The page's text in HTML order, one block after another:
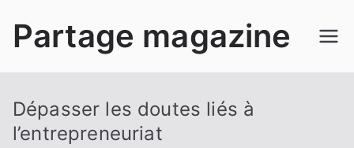
Partage magazine
Dépasser les doutes liés à
l’entrepreneuriat